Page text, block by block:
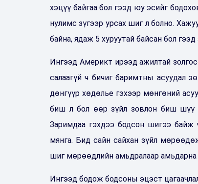
хэцүү байгаа бол гээд юу эсийг
нулимс зүгээр урсах шиг л болно.
байна, ядаж 5 хуруутай байсан бол гээд
Ингээд Америкт ирээд ажилтай
салаагүй ч бичиг баримтны асуудал
дөнгүүр хөдөлье гэхээр мөнгөний
биш л бол өөр зүйл зовлон биш шүү
Заримдаа гэхдээ бодсон шигээ байж
мянга. Бид сайн сайхан зүйл
шиг мөрөөдлийн амьдралаар амьдарна
Ингээд бодож бодсоны эцэст